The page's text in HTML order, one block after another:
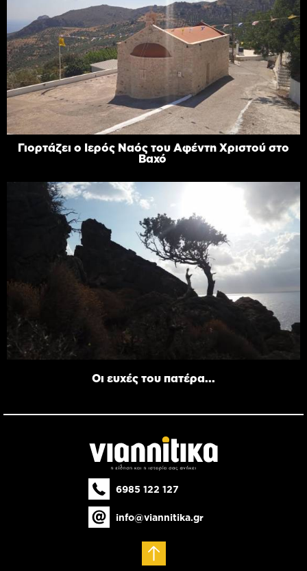
Γιορτάζει ο Ιερός Ναός του Αφέντη Χριστού στο
Βαχό
Οι ευχές του πατέρα...
6985 122 127
info@viannitika.gr